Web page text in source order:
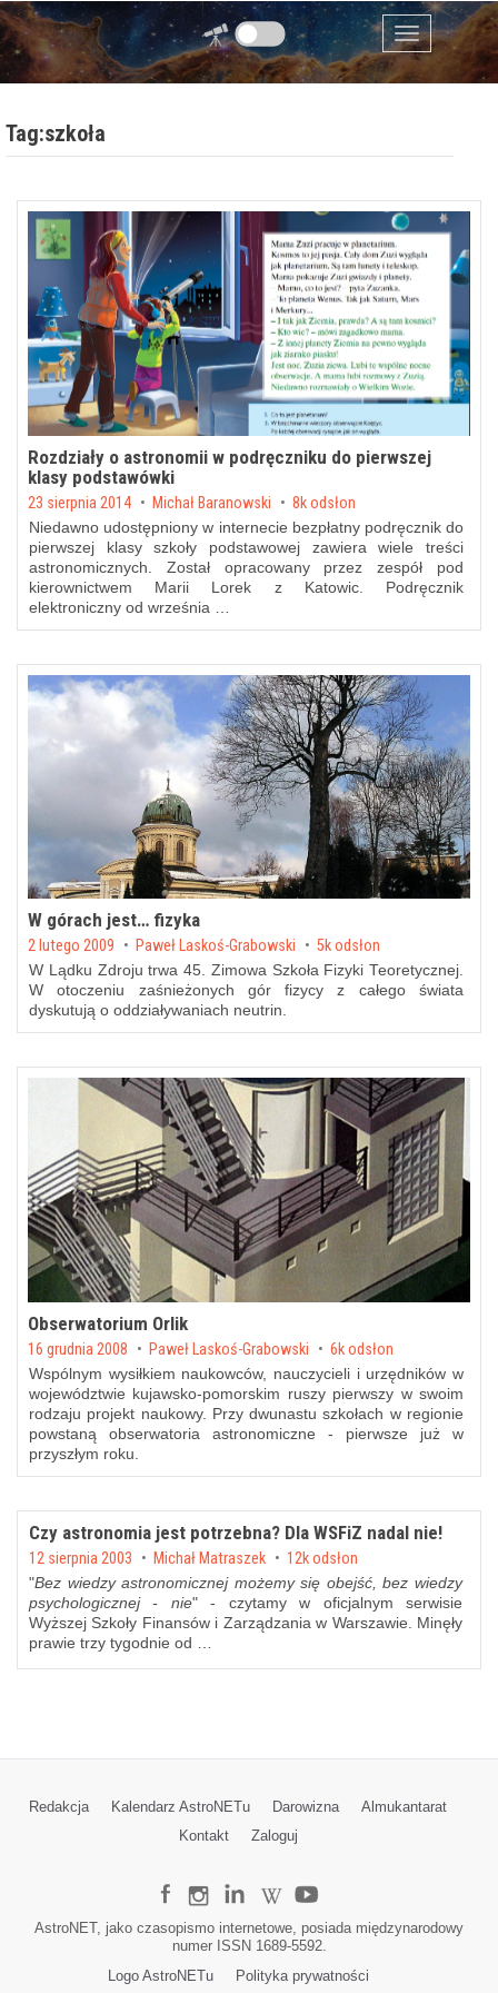
Przejdź do zawartości
Menu
Tag:szkoła
Rozdziały o astronomii w podręczniku do pierwszej
klasy podstawówki
Posted on
23 sierpnia 2014 byMichał Baranowski 8k odsłon
Niedawno udostępniony w internecie bezpłatny podręcznik do
pierwszej klasy szkoły podstawowej zawiera wiele treści
astronomicznych. Został opracowany przez zespół pod
kierownictwem Marii Lorek z Katowic. Podręcznik
elektroniczny od września …
W górach jest… fizyka
Posted on
2 lutego 2009 by Paweł Laskoś-Grabowski 5k odsłon
W Lądku Zdroju trwa 45. Zimowa Szkoła Fizyki Teoretycznej.
W otoczeniu zaśnieżonych gór fizycy z całego świata
dyskutują o oddziaływaniach neutrin.
Obserwatorium Orlik
Posted on
16 grudnia 2008 by Paweł Laskoś-Grabowski 6k odsłon
Wspólnym wysiłkiem naukowców, nauczycieli i urzędników w
województwie kujawsko-pomorskim ruszy pierwszy w swoim
rodzaju projekt naukowy. Przy dwunastu szkołach w regionie
powstaną obserwatoria astronomiczne - pierwsze już w
przyszłym roku.
Czy astronomia jest potrzebna? Dla WSFiZ nadal nie!
Posted on
12 sierpnia 2003 by Michał Matraszek 12k odsłon
"Bez wiedzy astronomicznej możemy się obejść, bez wiedzy
psychologicznej - nie" - czytamy w oficjalnym serwisie
Wyższej Szkoły Finansów i Zarządzania w Warszawie. Minęły
prawie trzy tygodnie od …
Redakcja Kalendarz AstroNETu Darowizna
Almukantarat
Kontakt
Zaloguj
AstroNET, jako czasopismo internetowe, posiada międzynarodowy
numer ISSN 1689-5592.
Logo AstroNETu Polityka prywatności